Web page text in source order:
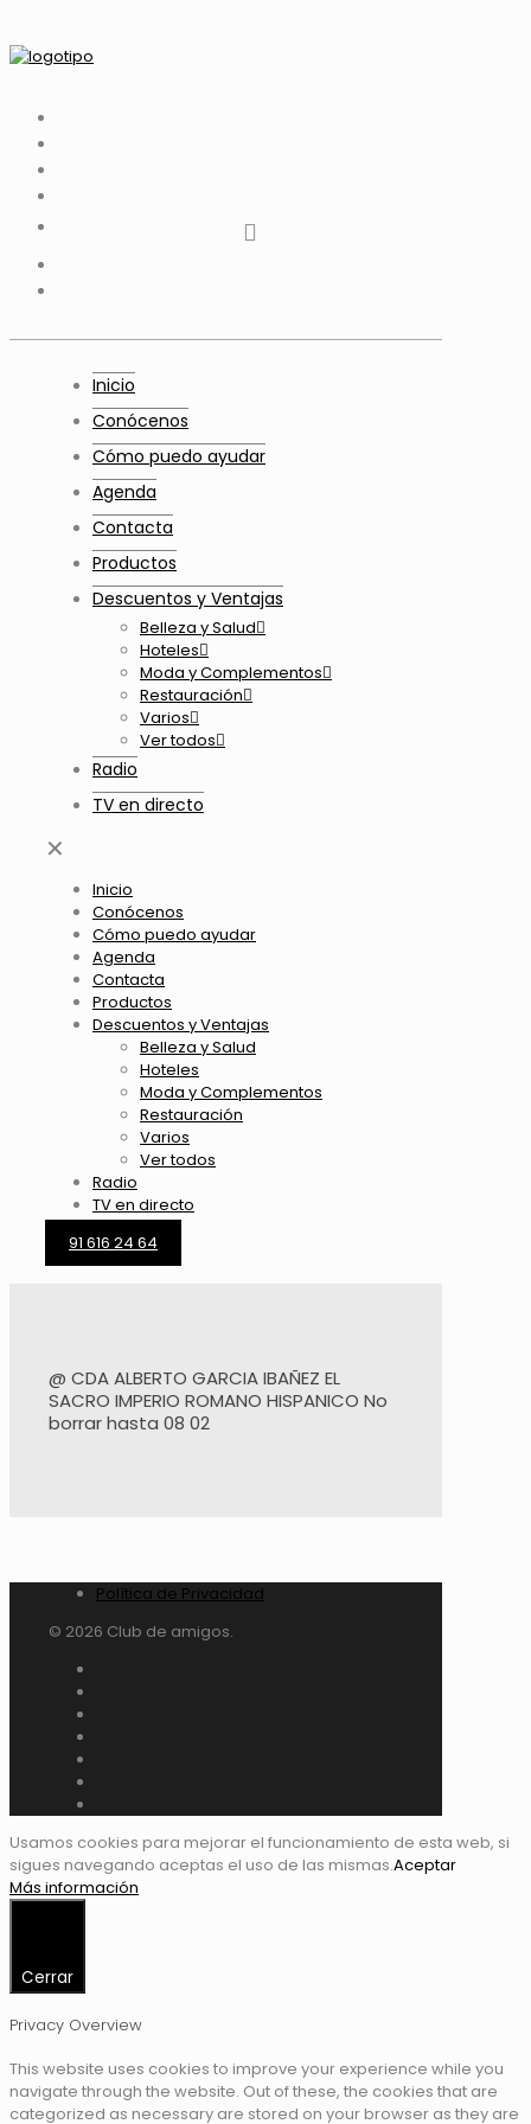
Youtube
Inicio
Conócenos
Cómo puedo ayudar
Agenda
Contacta
Productos
Descuentos y Ventajas
Belleza y Salud
Hoteles
Moda y Complementos
Restauración
Varios
Ver todos
Radio
TV en directo
✕
Inicio
Conócenos
Cómo puedo ayudar
Agenda
Contacta
Productos
Descuentos y Ventajas
Belleza y Salud
Hoteles
Moda y Complementos
Restauración
Varios
Ver todos
Radio
TV en directo
91 616 24 64
@ CDA ALBERTO GARCIA IBAÑEZ EL
SACRO IMPERIO ROMANO HISPANICO No
borrar hasta 08 02
Política de Privacidad
© 2026 Club de amigos.
Usamos cookies para mejorar el funcionamiento de esta web, si
sigues navegando aceptas el uso de las mismas.Aceptar
Más información
Cerrar
Privacy Overview
This website uses cookies to improve your experience while you
navigate through the website. Out of these, the cookies that are
categorized as necessary are stored on your browser as they are